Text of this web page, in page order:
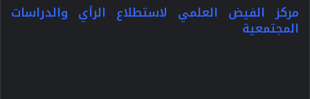
مركز الفيض العلمي لاستطلاع الرأي والدراسات
المجتمعية